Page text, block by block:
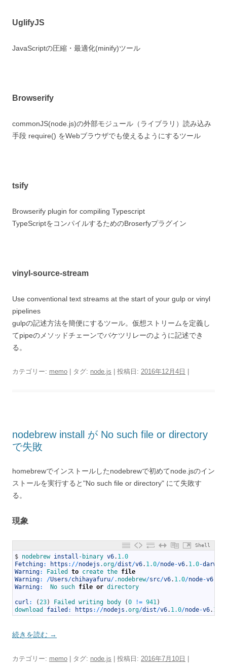
UglifyJS
JavaScriptの圧縮・最適化(minify)ツール
Browserify
commonJS(node.js)の外部モジュール（ライブラリ）読み込み
手段 require() をWebブラウザでも使えるようにするツール
tsify
Browserify plugin for compiling Typescript
TypeScriptをコンパイルするためのBroserfyプラグイン
vinyl-source-stream
Use conventional text streams at the start of your gulp or vinyl
pipelines
gulpの記述方法を簡便にするツール。仮想ストリームを定義し
てpipeのメソッドチェーンでバケツリレーのように記述でき
る。
カテゴリー: memo | タグ: node.js | 投稿日: 2016年12月4日
nodebrew install が No such file or directory
で失敗
homebrewでインストールしたnodebrewで初めてnode.jsのイン
ストールを実行すると"No such file or directory" にて失敗す
る。
現象
Shell
$ nodebrew install - binary v6. 1.0
Fetching: https : //nodejs .org/dist/v6. 1.0/node-v6. 1.0-darwin
Warning: Failed to create the file
Warning: /Users/chihayafuru/.nodebrew/src/v6. 1.0/node-v6
Warning: No such file or directory
curl : (23) Failed writing body (0 != 941)
download failed : https : //nodejs .org/dist/v6. 1.0/node-v6. 1.0
続きを読む →
カテゴリー: memo | タグ: node.js | 投稿日: 2016年7月10日